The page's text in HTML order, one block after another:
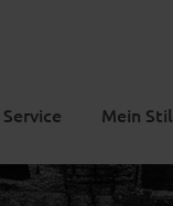
Service Mein Stil